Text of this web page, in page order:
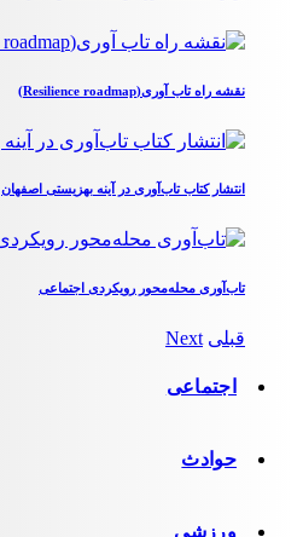
نقشه راه تاب آوری(Resilience roadmap)
انتشار کتاب تاب‌آوری در آینه بهزیستی اصفهان
تاب‌آوری محله‌محور رویکردی اجتماعی
قبلی Next
اجتماعی
حوادث
ورزشی